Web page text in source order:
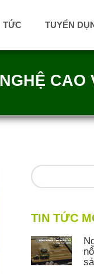
TỨC TUYỂN
CAO
TIN TỨC